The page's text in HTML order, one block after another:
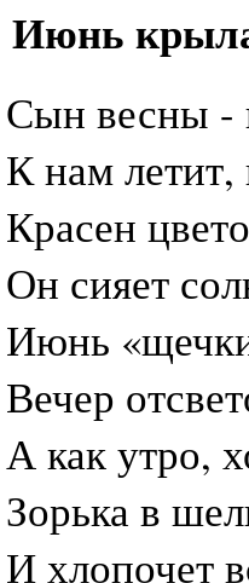
Июнь
Сын весны -
К нам
Красен
Он сияет
Июнь
Вечер
А как утро,
Зорька в
И хлопочет